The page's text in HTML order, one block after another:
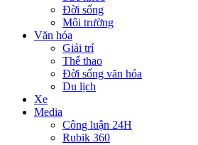
Đời sống
Môi trường
Văn hóa
Giải trí
Thể thao
Đời sống văn hóa
Du lịch
Xe
Media
Công luận 24H
Rubik 360